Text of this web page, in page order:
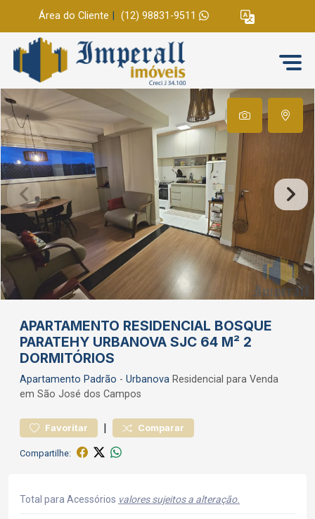
Área do Cliente (12) 98831-9511
APARTAMENTO RESIDENCIAL BOSQUE
PARATEHY URBANOVA SJC 64 M² 2
DORMITÓRIOS
Apartamento Padrão - Urbanova Residencial para Venda
em São José dos Campos
Favoritar | Comparar
Compartilhe:
Total para Acessórios valores sujeitos a alteração.